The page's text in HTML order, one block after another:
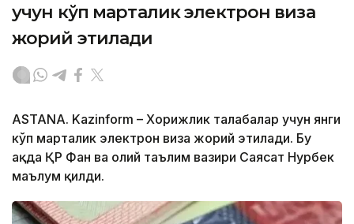
учун кўп марталик электрон виза
жорий этилади
ASTANA. Kazinform – Хорижлик талабалар учун янги
кўп марталик электрон виза жорий этилади. Бу
ҳақда ҚР Фан ва олий таълим вазири Саясат Нурбек
маълум қилди.